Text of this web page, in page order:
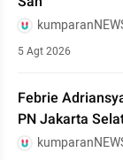
5 Agt 2026
Febrie
PN Jakarta